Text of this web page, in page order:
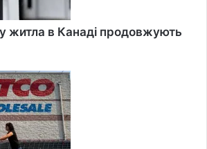
житла в Канаді продовжують